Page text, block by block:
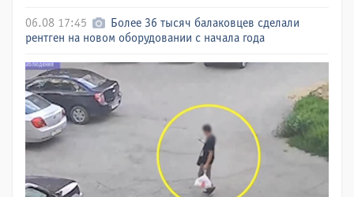
06.08 17:45
Более 36 тысяч балаковцев сделали
рентген на новом оборудовании с начала года